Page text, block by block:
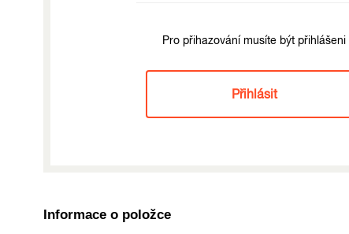
Pro přihazování musíte být přihlášeni
Přihlásit
Informace o položce